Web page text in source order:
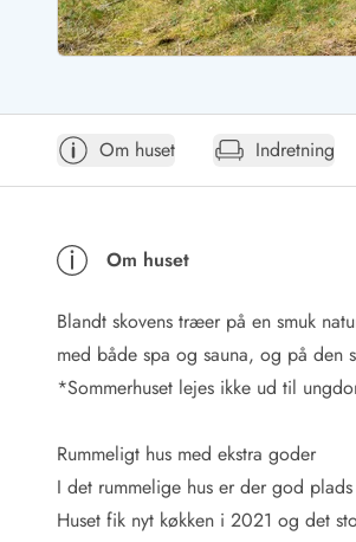
Esmark RejsecurityEsmark KidsVIPEsmark
Sommerhus ABC
Forbrugsafregning (Strøm, vand...)
Lån og lej
Rengøring
Gavekort
Book tidligt
Vejret i Danmark
Sæsontider
Baderegler
Om huset Indretning
Om huset
Blandt skovens træer på en smuk
med både spa og sauna, og på den
*Sommerhuset lejes ikke ud til
Rummeligt hus med ekstra goder
I det rummelige hus er der god
Huset fik nyt køkken i 2021 og det